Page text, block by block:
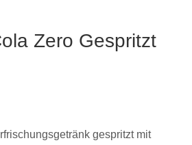
Zero Gespritzt
gespritzt mit